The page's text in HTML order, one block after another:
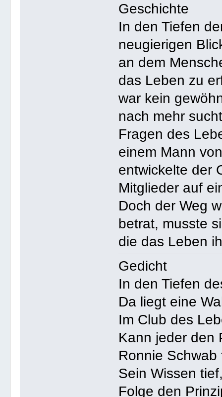
Geschichte
In den Tiefen
neugierigen
an dem
das Leben zu
war kein
nach mehr
Fragen des
einem Mann
entwickelte der
Mitglieder auf
Doch der Weg
betrat, musste
die das Leben
Gedicht
In den Tiefen
Da liegt eine
Im Club des
Kann jeder den
Ronnie
Sein Wissen
Folge den